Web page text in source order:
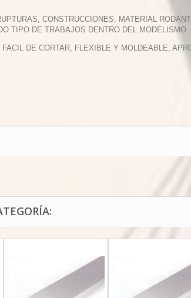
CONSTRUCCIONES, MATERIAL
TIPO DE TRABAJOS DENTRO DEL MODELISMO.
DE CORTAR, FLEXIBLE Y MOLDEABLE,